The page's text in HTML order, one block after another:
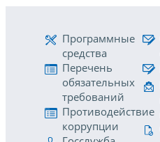
Программные
средства
Перечень
обязательных
требований
Противодействие
коррупции